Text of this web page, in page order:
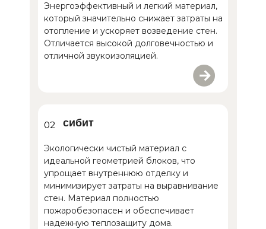
02 сибит
Энергоэффективный и легкий материал,
который значительно снижает затраты на
отопление и ускоряет возведение стен.
Отличается высокой долговечностью и
отличной звукоизоляцией.
Экологически чистый материал с
идеальной геометрией блоков, что
упрощает внутреннюю отделку и
минимизирует затраты на выравнивание
стен. Материал полностью
пожаробезопасен и обеспечивает
надежную теплозащиту дома.